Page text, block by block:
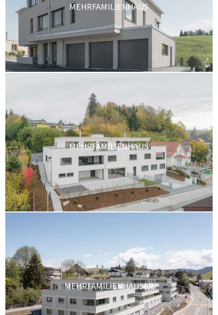
MEHRFAMILIENHAUS
MEHRFAMILIENHAUS
MEHRFAMILIENHÄUSER